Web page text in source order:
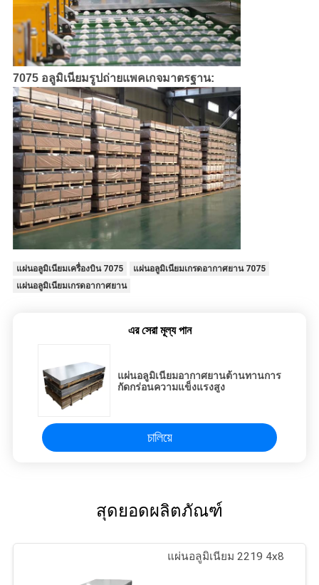
7075 อลูมิเนียมรูปถ่ายแพคเกจมาตรฐาน:
แผ่นอลูมิเนียมเครื่องบิน 7075
แผ่นอลูมิเนียมเกรดอากาศยาน 7075
แผ่นอลูมิเนียมเกรดอากาศยาน
এর সেরা মূল্য পান
แผ่นอลูมิเนียมอากาศยานต้านทานการ
กัดกร่อนความแข็งแรงสูง
চালিয়ে
สุดยอดผลิตภัณฑ์
แผ่นอลูมิเนียม 2219 4x8